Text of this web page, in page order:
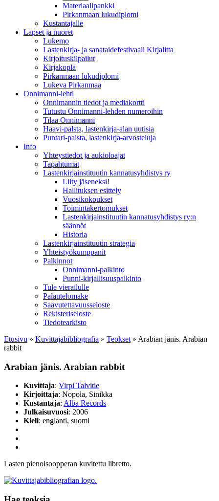
Materiaalipankki
Pirkanmaan lukudiplomi
Kustantajalle
Lapset ja nuoret
Lukemo
Lastenkirja- ja sanataidefestivaali Kirjalitta
Kirjoituskilpailut
Kirjakopla
Pirkanmaan lukudiplomi
Lukeva Pirkanmaa
Onnimanni-lehti
Onnimannin tiedot ja mediakortti
Tutustu Onnimanni-lehden numeroihin
Tilaa Onnimanni
Haavi-palsta, lastenkirja-alan uutisia
Puntari-palsta, lastenkirja-arvosteluja
Info
Yhteystiedot ja aukioloajat
Tapahtumat
Lastenkirjainstituutin kannatusyhdistys ry
Liity jäseneksi!
Hallituksen esittely
Vuosikokoukset
Toimintakertomukset
Lastenkirjainstituutin kannatusyhdistys ry:n
säännöt
Historia
Lastenkirjainstituutin strategia
Yhteistyökumppanit
Palkinnot
Onnimanni-palkinto
Punni-kirjallisuuspalkinto
Tule vierailulle
Palautelomake
Saavutettavuusseloste
Rekisteriseloste
Tiedotearkisto
Etusivu » Kuvittaja­bibliografia » Teokset » Arabian jänis. Arabian
rabbit
Arabian jänis. Arabian rabbit
Kuvittaja: Virpi Talvitie
Kirjoittaja: Nopola, Sinikka
Kustantaja: Alba Records
Julkaisuvuosi: 2006
Kieli: englanti, suomi
Lasten pienoisoopperan kuvitettu libretto.